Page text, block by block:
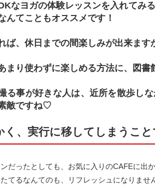
なヨガの体験レッスンを入れてみ
んてこともオススメです！
ば、休日までの間楽しみが出来ます
まり使わずに楽しめる方法に、図書
る事が好きな人は、近所を散歩し
敵ですね♡
く、実行に移してしまうこと
ンだったとしても、お気に入りのCAFEに出
たてるなんてのも、リフレッシュになりませ